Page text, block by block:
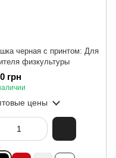
черная с принтом: Для
физкультуры
грн
цены